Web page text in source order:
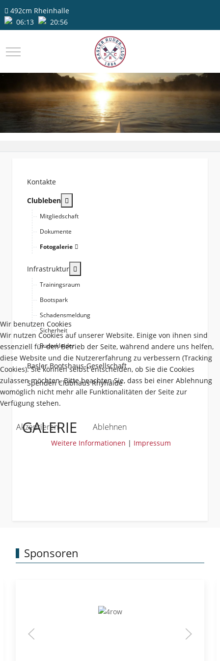
492cm Rheinhalle
06:13
20:56
Mobile Menu Toggle
Kontakte
Clubleben
Mitgliedschaft
Dokumente
Fotogalerie
Infrastruktur
Trainingsraum
Bootspark
Schadensmeldung
Sicherheit
Ruderkleider
Basler Bootshaus-Gesellschaft
Spenden Clubhaus Rhyhalde
GALERIE
Sponsoren
Wir benutzen Cookies
Wir nutzen Cookies auf unserer Website. Einige von ihnen sind
essenziell für den Betrieb der Seite, während andere uns helfen,
diese Website und die Nutzererfahrung zu verbessern (Tracking
Cookies). Sie können selbst entscheiden, ob Sie die Cookies
zulassen möchten. Bitte beachten Sie, dass bei einer Ablehnung
womöglich nicht mehr alle Funktionalitäten der Seite zur
Verfügung stehen.
Akzeptieren Ablehnen
Weitere Informationen | Impressum